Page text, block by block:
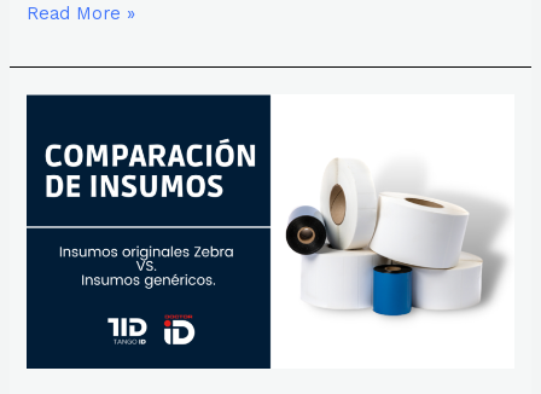
Read More »
INSUMOS:
GENÉRICO
ORIGINAL
ZEBRA